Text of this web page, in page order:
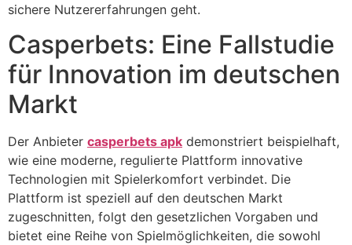
sichere Nutzererfahrungen geht.
Casperbets: Eine Fallstudie
für Innovation im deutschen
Markt
Der Anbieter casperbets apk demonstriert beispielhaft,
wie eine moderne, regulierte Plattform innovative
Technologien mit Spielerkomfort verbindet. Die
Plattform ist speziell auf den deutschen Markt
zugeschnitten, folgt den gesetzlichen Vorgaben und
bietet eine Reihe von Spielmöglichkeiten, die sowohl